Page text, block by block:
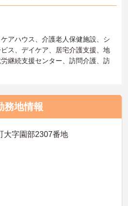
アハウス、介護老人保健施設、シ
ス、デイケア、居宅介護支援、地
継続支援センター、訪問介護、訪
務地情報
大字園部2307番地